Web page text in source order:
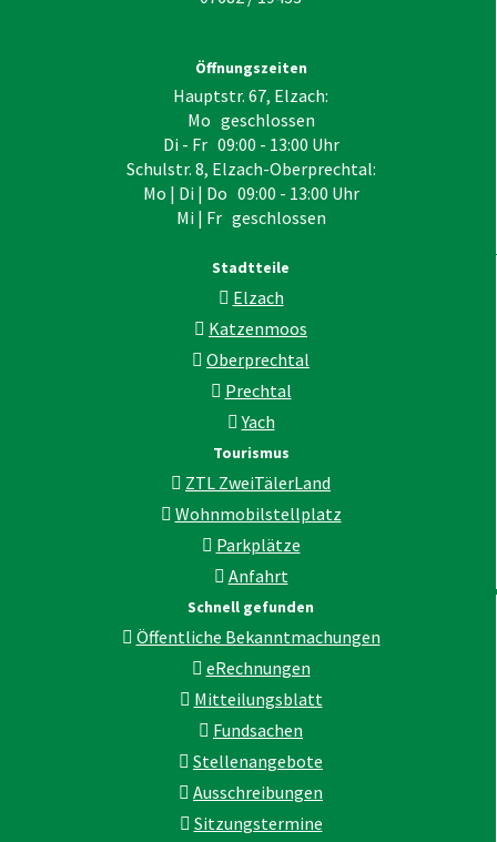
Öffnungszeiten
Hauptstr. 67, Elzach:
Mo geschlossen
Di - Fr 09:00 - 13:00 Uhr
Schulstr. 8, Elzach-Oberprechtal:
Mo | Di | Do 09:00 - 13:00 Uhr
Mi | Fr geschlossen
Stadtteile
Elzach
Katzenmoos
Oberprechtal
Prechtal
Yach
Tourismus
ZTL ZweiTälerLand
Wohnmobilstellplatz
Parkplätze
Anfahrt
Schnell gefunden
Öffentliche Bekanntmachungen
eRechnungen
Mitteilungsblatt
Fundsachen
Stellenangebote
Ausschreibungen
Sitzungstermine